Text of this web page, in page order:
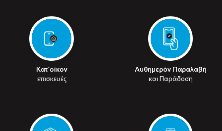
Κατ’οίκον
επισκευές
Αυθημερόν Παραλαβή
και Παράδοση